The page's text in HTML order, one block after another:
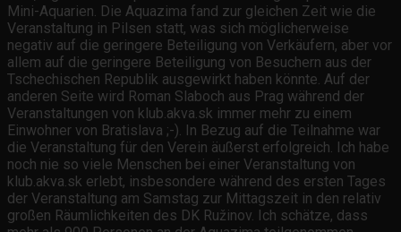
Mini-Aquarien. Die Aquazima fand zur gleichen Zeit wie die
Veranstaltung in Pilsen statt, was sich möglicherweise
negativ auf die geringere Beteiligung von Verkäufern, aber vor
allem auf die geringere Beteiligung von Besuchern aus der
Tschechischen Republik ausgewirkt haben könnte. Auf der
anderen Seite wird Roman Slaboch aus Prag während der
Veranstaltungen von klub.akva.sk immer mehr zu einem
Einwohner von Bratislava ;-). In Bezug auf die Teilnahme war
die Veranstaltung für den Verein äußerst erfolgreich. Ich habe
noch nie so viele Menschen bei einer Veranstaltung von
klub.akva.sk erlebt, insbesondere während des ersten Tages
der Veranstaltung am Samstag zur Mittagszeit in den relativ
großen Räumlichkeiten des DK Ružinov. Ich schätze, dass